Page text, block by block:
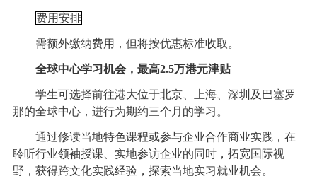
费用安排
需额外缴纳费用，但将按优惠标准收取。
全球中心学习机会，最高2.5万港元津贴
学生可选择前往港大位于北京、上海、深圳及巴塞罗
那的全球中心，进行为期约三个月的学习。
通过修读当地特色课程或参与企业合作商业实践，在
聆听行业领袖授课、实地参访企业的同时，拓宽国际视
野，获得跨文化实践经验，探索当地实习就业机会。